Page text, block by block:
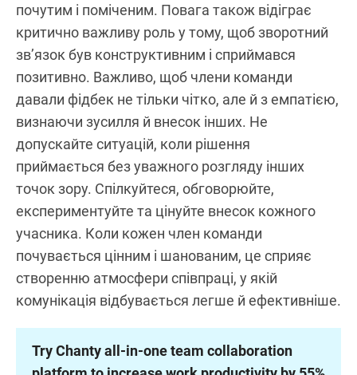
почутим і поміченим. Повага також відіграє
критично важливу роль у тому, щоб зворотний
зв’язок був конструктивним і сприймався
позитивно. Важливо, щоб члени команди
давали фідбек не тільки чітко, але й з емпатією,
визнаючи зусилля й внесок інших. Не
допускайте ситуацій, коли рішення
приймається без уважного розгляду інших
точок зору. Спілкуйтеся, обговорюйте,
експериментуйте та цінуйте внесок кожного
учасника. Коли кожен член команди
почувається цінним і шанованим, це сприяє
створенню атмосфери співпраці, у якій
комунікація відбувається легше й ефективніше.
Try Chanty all-in-one team collaboration